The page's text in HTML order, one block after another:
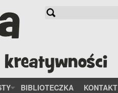
Szukaj
BIBLIOTECZKA KONTAKT